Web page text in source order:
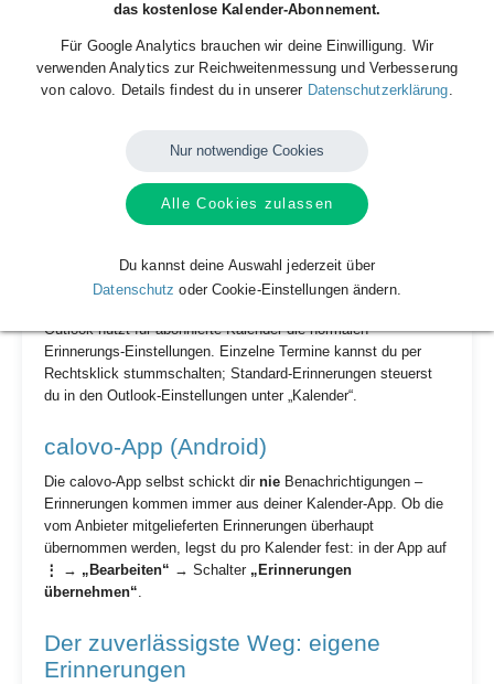
Google übernimmt Erinnerungen aus abonnierten Kalendern
in der Regel nicht automatisch – du kannst aber unter
falls Google dir zu Terminen Mails schickt: Einstellungen
des Kalenders → Bereich Benachrichtigungen → E-Mail-
Outlook
Outlook nutzt für abonnierte Kalender die normalen
Erinnerungs-Einstellungen. Einzelne Termine kannst du per
Rechtsklick stummschalten; Standard-Erinnerungen steuerst
du in den Outlook-Einstellungen unter „Kalender“.
calovo-App (Android)
Die calovo-App selbst schickt dir nie Benachrichtigungen –
Erinnerungen kommen immer aus deiner Kalender-App. Ob die
vom Anbieter mitgelieferten Erinnerungen überhaupt
übernommen werden, legst du pro Kalender fest: in der App auf
⋮
→ „Bearbeiten“ → Schalter „Erinnerungen
übernehmen“.
Der zuverlässigste Weg: eigene
Erinnerungen
das kostenlose Kalender-Abonnement.
Für Google Analytics brauchen wir deine Einwilligung. Wir
verwenden Analytics zur Reichweitenmessung und Verbesserung
von calovo. Details findest du in unserer Datenschutzerklärung.
Nur notwendige Cookies
Alle Cookies zulassen
Du kannst deine Auswahl jederzeit über
Datenschutz oder Cookie-Einstellungen ändern.